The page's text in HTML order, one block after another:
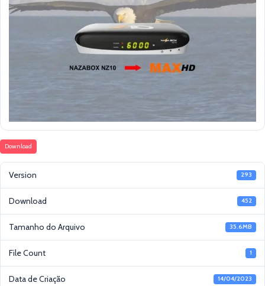
Download
Version 293
Download 452
Tamanho do Arquivo 35.6MB
File Count 1
Data de Criação 14/04/2023